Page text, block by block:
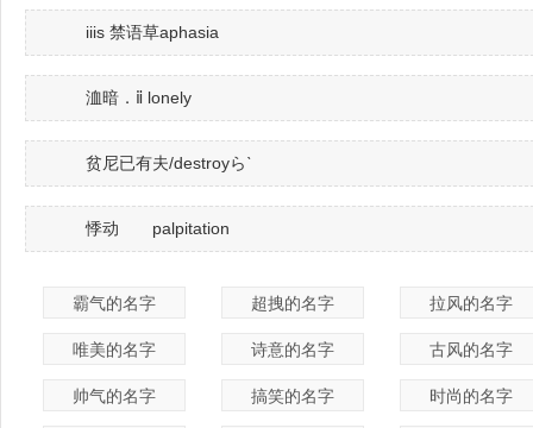
iiis 禁语草aphasia
洫暗．ⅱ lonely
贫尼已有夫/destroyらˋ
悸动 palpitation
霸气的名字 超拽的名字 拉风的名字
唯美的名字 诗意的名字 古风的名字
帅气的名字 搞笑的名字 时尚的名字